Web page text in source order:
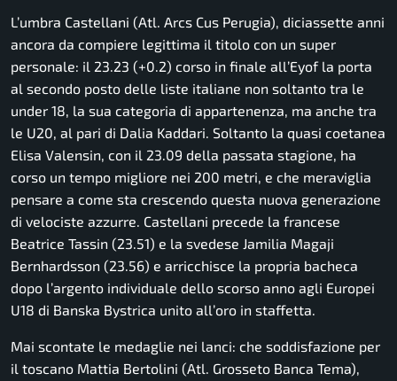
L’umbra Castellani (Atl. Arcs Cus Perugia), diciassette anni
ancora da compiere legittima il titolo con un super
personale: il 23.23 (+0.2) corso in finale all’Eyof la porta
al secondo posto delle liste italiane non soltanto tra le
under 18, la sua categoria di appartenenza, ma anche tra
le U20, al pari di Dalia Kaddari. Soltanto la quasi coetanea
Elisa Valensin, con il 23.09 della passata stagione, ha
corso un tempo migliore nei 200 metri, e che meraviglia
pensare a come sta crescendo questa nuova generazione
di velociste azzurre. Castellani precede la francese
Beatrice Tassin (23.51) e la svedese Jamilia Magaji
Bernhardsson (23.56) e arricchisce la propria bacheca
dopo l’argento individuale dello scorso anno agli Europei
U18 di Banska Bystrica unito all’oro in staffetta.
Mai scontate le medaglie nei lanci: che soddisfazione per
il toscano Mattia Bertolini (Atl. Grosseto Banca Tema),